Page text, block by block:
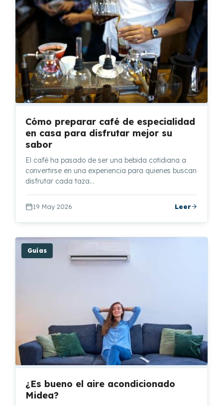
Cómo preparar café de especialidad
en casa para disfrutar mejor su
sabor
El café ha pasado de ser una bebida cotidiana a
convertirse en una experiencia para quienes buscan
disfrutar cada taza…
19 May 2026 Leer
Guías
¿Es bueno el aire acondicionado
Midea?